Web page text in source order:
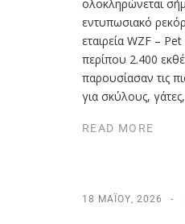
ολοκληρώνεται
εντυπωσιακό
εταιρεία WZF –
περίπου 2.400
παρουσίασαν τις
για σκύλους,
READ MORE
18 ΜΑΪ́ΟΥ, 2026